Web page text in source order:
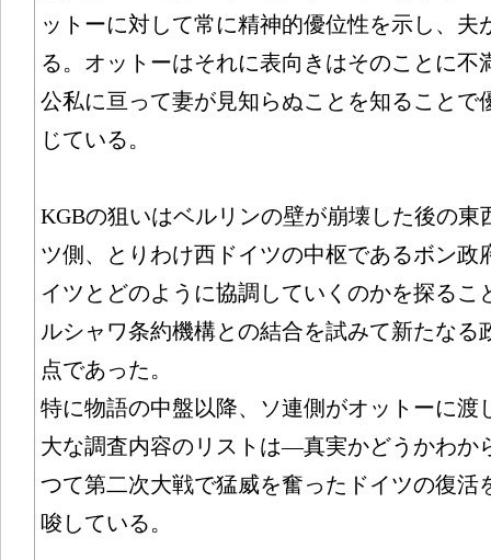
ットーに対して常に精神的優位性を示し、夫
る。オットーはそれに表向きはそのことに不
公私に亘って妻が見知らぬことを知ることで
じている。
KGBの狙いはベルリンの壁が崩壊した後の東
ツ側、とりわけ西ドイツの中枢であるボン政
イツとどのように協調していくのかを探るこ
ルシャワ条約機構との結合を試みて新たなる
点であった。
特に物語の中盤以降、ソ連側がオットーに渡
大な調査内容のリストは―真実かどうかわ
つて第二次大戦で猛威を奮ったドイツの復活
唆している。